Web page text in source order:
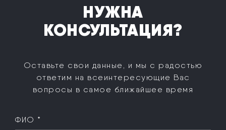
НУЖНА
КОНСУЛЬТАЦИЯ?
Оставьте свои данные, и мы с радостью
ответим на все интересующие Вас
вопросы в самое ближайшее время
ФИО *